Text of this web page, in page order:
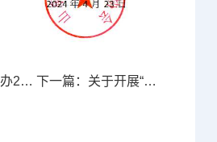
上一篇：关于举办2024年山东省高校大学生设计大赛的通知 下一篇：关于开展“知识产权保护，为跨境企业、电商企业保驾护航”主题培训的通知